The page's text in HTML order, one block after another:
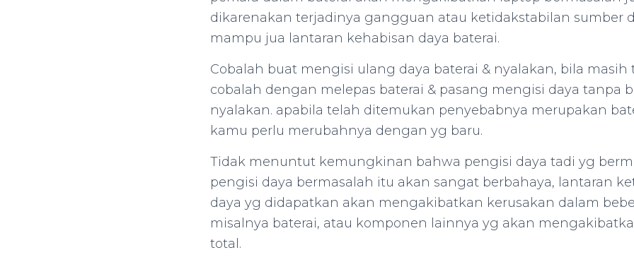
dikarenakan terjadinya gangguan atau ketidakstabilan sumber
mampu jua lantaran kehabisan daya baterai.
Cobalah buat mengisi ulang daya baterai & nyalakan, bila masih
cobalah dengan melepas baterai & pasang mengisi daya tanpa
nyalakan. apabila telah ditemukan penyebabnya merupakan
kamu perlu merubahnya dengan yg baru.
Tidak menuntut kemungkinan bahwa pengisi daya tadi yg
pengisi daya bermasalah itu akan sangat berbahaya, lantaran
daya yg didapatkan akan mengakibatkan kerusakan dalam
misalnya baterai, atau komponen lainnya yg akan
total.